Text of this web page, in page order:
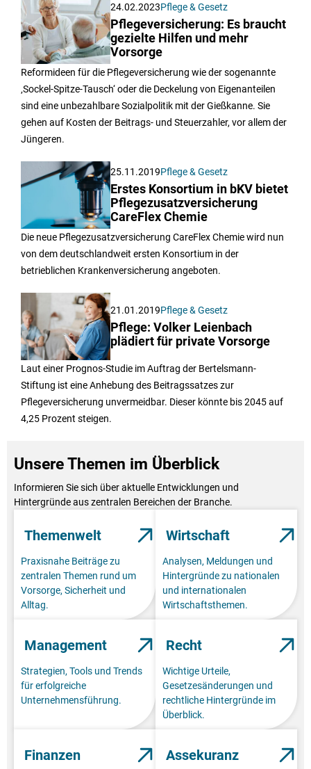
24.02.2023Pflege & Gesetz
Pflegeversicherung: Es braucht
gezielte Hilfen und mehr
Vorsorge
Reformideen für die Pflegeversicherung wie der sogenannte
‚Sockel-Spitze-Tausch‘ oder die Deckelung von Eigenanteilen
sind eine unbezahlbare Sozialpolitik mit der Gießkanne. Sie
gehen auf Kosten der Beitrags- und Steuerzahler, vor allem der
Jüngeren.
25.11.2019Pflege & Gesetz
Erstes Konsortium in bKV bietet
Pflegezusatzversicherung
CareFlex Chemie
Die neue Pflegezusatzversicherung CareFlex Chemie wird nun
von dem deutschlandweit ersten Konsortium in der
betrieblichen Krankenversicherung angeboten.
21.01.2019Pflege & Gesetz
Pflege: Volker Leienbach
plädiert für private Vorsorge
Laut einer Prognos-Studie im Auftrag der Bertelsmann-
Stiftung ist eine Anhebung des Beitragssatzes zur
Pflegeversicherung unvermeidbar. Dieser könnte bis 2045 auf
4,25 Prozent steigen.
Unsere Themen im Überblick
Informieren Sie sich über aktuelle Entwicklungen und
Hintergründe aus zentralen Bereichen der Branche.
Themenwelt
Praxisnahe Beiträge zu
zentralen Themen rund um
Vorsorge, Sicherheit und
Alltag.
Wirtschaft
Analysen, Meldungen und
Hintergründe zu nationalen
und internationalen
Wirtschaftsthemen.
Management
Strategien, Tools und Trends
für erfolgreiche
Unternehmensführung.
Recht
Wichtige Urteile,
Gesetzesänderungen und
rechtliche Hintergründe im
Überblick.
Finanzen Assekuranz